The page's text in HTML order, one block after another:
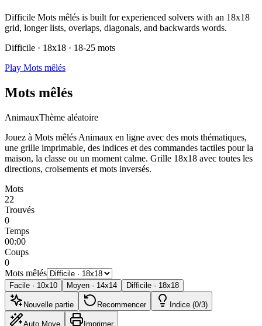
Difficile Mots mêlés is built for experienced solvers with an 18x18
grid, longer lists, overlaps, diagonals, and backwards words.
Difficile · 18x18 · 18-25 mots
Play Mots mêlés
Mots mêlés
AnimauxThème aléatoire
Jouez à Mots mêlés Animaux en ligne avec des mots thématiques,
une grille imprimable, des indices et des commandes tactiles pour la
maison, la classe ou un moment calme. Grille 18x18 avec toutes les
directions, croisements et mots inversés.
Mots
22
Trouvés
0
Temps
00:00
Coups
0
Mots mêlés
Facile · 10x10 Moyen · 14x14 Difficile · 18x18
Nouvelle partie Recommencer Indice (0/3)
Auto Move
Imprimer